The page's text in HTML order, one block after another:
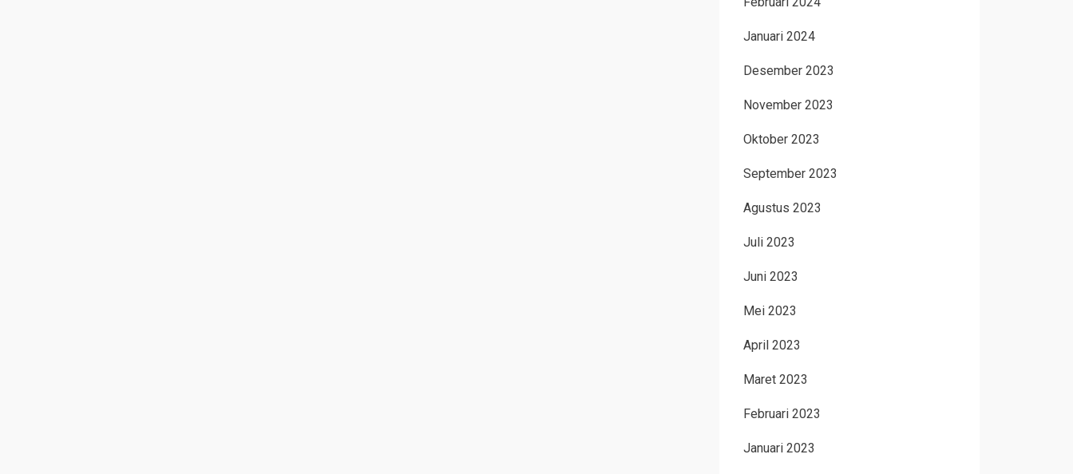
Januari 2024
Desember 2023
November 2023
Oktober 2023
September 2023
Agustus 2023
Juli 2023
Juni 2023
Mei 2023
April 2023
Maret 2023
Februari 2023
Januari 2023